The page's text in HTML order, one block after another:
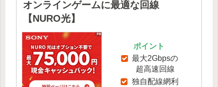
オンラインゲームに最適な回線
【NURO光】
ポイント
最大2Gbpsの
超高速回線
独自配線網利